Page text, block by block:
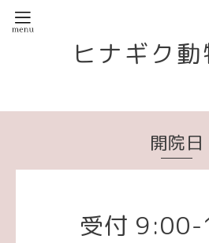
ヒナギク
開院日
受付